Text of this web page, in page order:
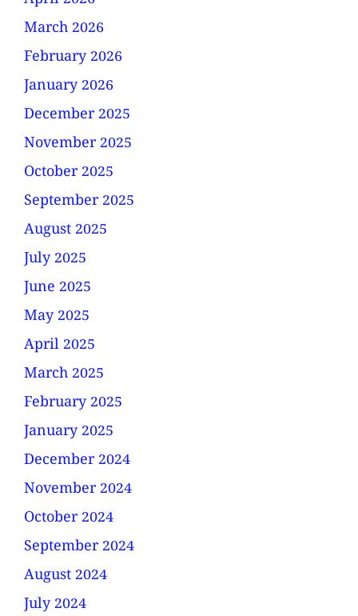
March 2026
February 2026
January 2026
December 2025
November 2025
October 2025
September 2025
August 2025
July 2025
June 2025
May 2025
April 2025
March 2025
February 2025
January 2025
December 2024
November 2024
October 2024
September 2024
August 2024
July 2024